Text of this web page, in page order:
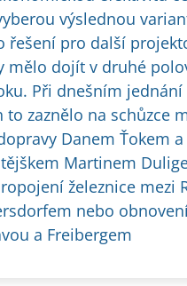
výslednou
řešení pro další
mělo dojít v druhé
Při dnešním jednání
to zaznělo na schůzce
Danem Ťokem
Martinem
železnice mezi
nebo
a Freibergem